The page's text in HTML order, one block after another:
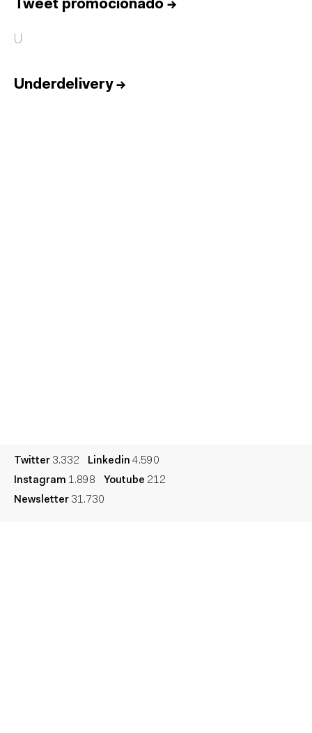
Tweet promocionado →
U
Underdelivery→
Twitter 3.332 Linkedin 4.590
Instagram 1.898 Youtube 212
Newsletter 31.730